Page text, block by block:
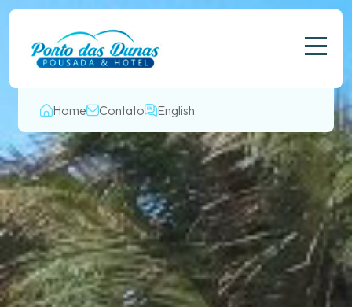
Home Contato English